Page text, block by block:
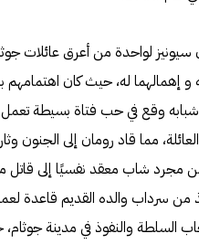
سيونيز لواحدة من أعرق عائلات
إهمالهما له، حيث كان اهتمامهم
شبابه وقع في حب فتاة بسيطة
مما قاد رومان إلى الجنون
مجرد شاب معقد نفسيًا إلى
سرداب والده القديم قاعدة
السلطة والنفوذ في مدينة